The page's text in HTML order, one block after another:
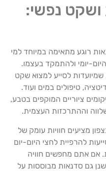
ושקט נפשי:
רוגע מתאימה במיוחד למי
יומי ולהתמקד בעצמו.
שמיועדות לסייע למצוא שקט
טיפולים במים ועוד.
ציוריים המוקפים בטבע,
וההתרכזות העצמית.
מציעים חוויות עומק של
להרפיית לחצי היום-יום
אם אתם מחפשים חוויה
גם סדנאות מבוססות על